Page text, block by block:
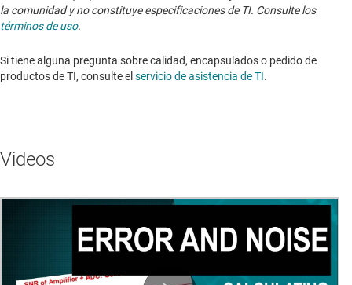
la comunidad y no constituye especificaciones de TI. Consulte los
términos de uso.
Si tiene alguna pregunta sobre calidad, encapsulados o pedido de
productos de TI, consulte el servicio de asistencia de TI. ​​​​​​​​​​​​​​
Videos